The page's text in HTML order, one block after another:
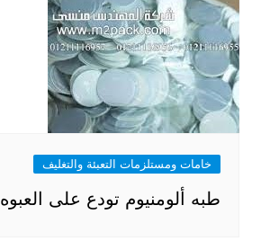
خامات ومستلزمات التعبئة والتغليف
طبه ألومنيوم تودع على العبوه